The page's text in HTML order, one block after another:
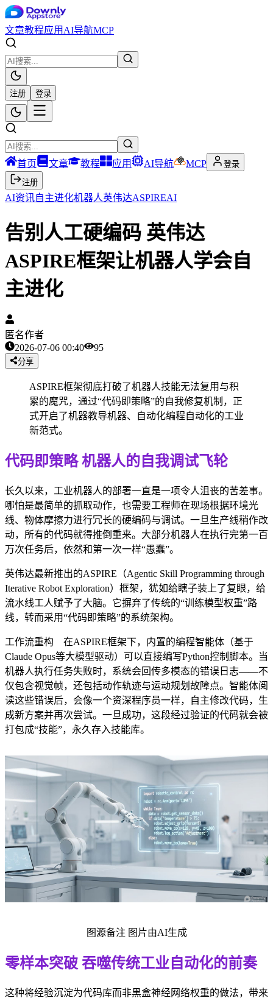
文章教程应用 AI导航MCP
注册 登录
首页 文章 教程 应用 AI导航 MCP
登录
注册
AI资讯自主进化机器人英伟达ASPIREAI
告别人工硬编码 英伟达
ASPIRE框架让机器人学会自
主进化
匿名作者
2026-07-06 00:40
95
分享
ASPIRE框架彻底打破了机器人技能无法复用与积
累的魔咒，通过“代码即策略”的自我修复机制，正
式开启了机器教导机器、自动化编程自动化的工业
新范式。
代码即策略 机器人的自我调试飞轮
长久以来，工业机器人的部署一直是一项令人沮丧的苦差事。
哪怕是最简单的抓取动作，也需要工程师在现场根据环境光
线、物体摩擦力进行冗长的硬编码与调试。一旦生产线稍作改
动，所有的代码就得推倒重来。大部分机器人在执行完第一百
万次任务后，依然和第一次一样“愚蠢”。
英伟达最新推出的ASPIRE（Agentic Skill Programming through
Iterative Robot Exploration）框架，犹如给瞎子装上了复眼，给
流水线工人赋予了大脑。它摒弃了传统的“训练模型权重”路
线，转而采用“代码即策略”的系统架构。
工作流重构 在ASPIRE框架下，内置的编程智能体（基于
Claude Opus等大模型驱动）可以直接编写Python控制脚本。当
机器人执行任务失败时，系统会回传多模态的错误日志——不
仅包含视觉帧，还包括动作轨迹与运动规划故障点。智能体阅
读这些错误后，会像一个资深程序员一样，自主修改代码，生
成新方案并再次尝试。一旦成功，这段经过验证的代码就会被
打包成“技能”，永久存入技能库。
图源备注 图片由AI生成
零样本突破 吞噬传统工业自动化的前奏
这种将经验沉淀为代码库而非黑盒神经网络权重的做法，带来